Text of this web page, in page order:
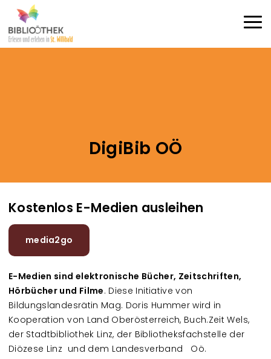
DigiBib OÖ
Kostenlos E-Medien ausleihen
media2go
E-Medien sind elektronische Bücher, Zeitschriften,
Hörbücher und Filme. Diese Initiative von
Bildungslandesrätin Mag. Doris Hummer wird in
Kooperation von Land Oberösterreich, Buch.Zeit Wels,
der Stadtbibliothek Linz, der Bibliotheksfachstelle der
Diözese Linz und dem Landesverband Oö.